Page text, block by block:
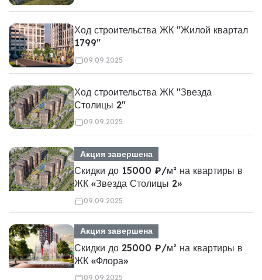
Ход строительства ЖК "Жилой квартал
1799"
09.09.2025
Ход строительства ЖК "Звезда
Столицы 2"
09.09.2025
Акция завершена
Скидки до 15000 ₽/м² на квартиры в
ЖК «Звезда Столицы 2»
09.09.2025
Акция завершена
Скидки до 25000 ₽/м² на квартиры в
ЖК «Флора»
09.09.2025